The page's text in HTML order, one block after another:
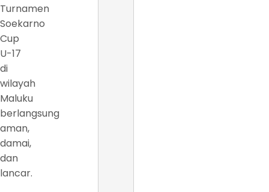
Turnamen
Soekarno
Cup
U-17
di
wilayah
Maluku
berlangsung
aman,
damai,
dan
lancar.